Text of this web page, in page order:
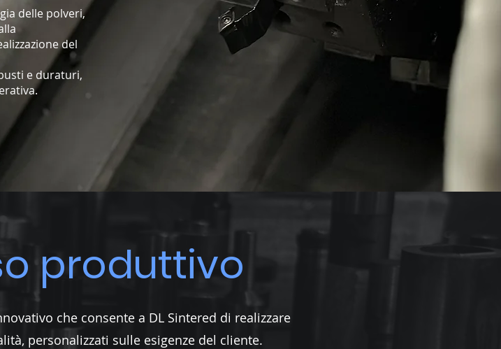
delle polveri,
del
e duraturi,
produttivo
che consente a DL Sintered di realizzare
personalizzati sulle esigenze del cliente.